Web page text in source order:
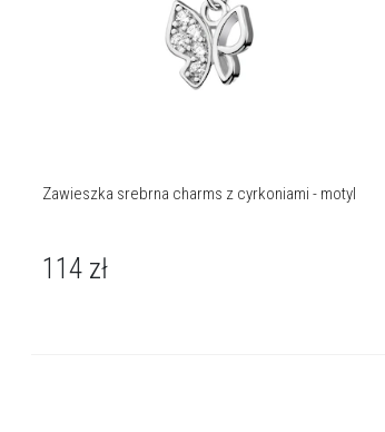
Zawieszka srebrna charms z cyrkoniami - motyl
114 zł